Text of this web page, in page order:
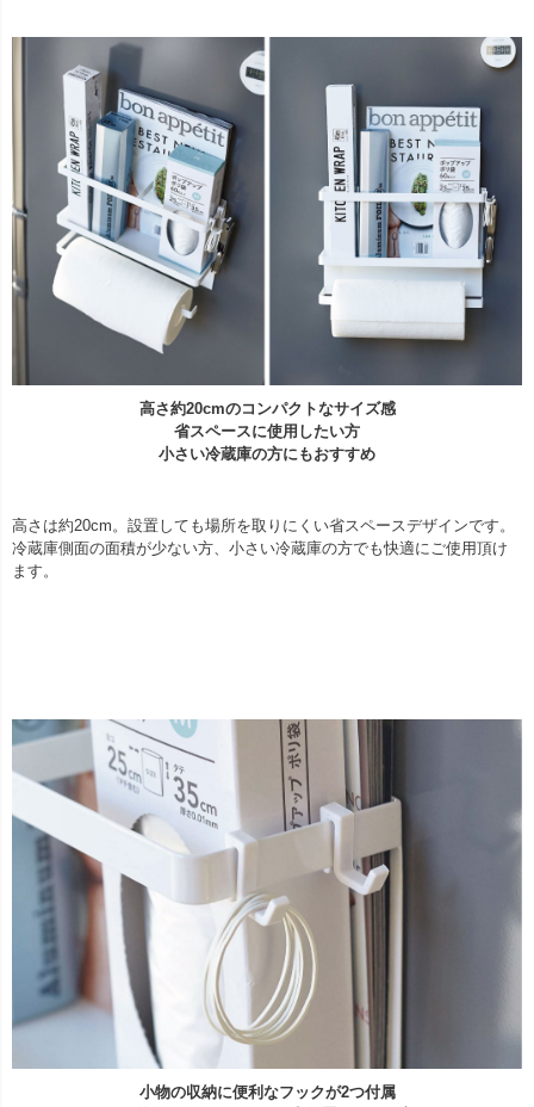
高さ約20cmのコンパクトなサイズ感
省スペースに使用したい方
小さい冷蔵庫の方にもおすすめ
高さは約20cm。設置しても場所を取りにくい省スペースデザインです。
冷蔵庫側面の面積が少ない方、小さい冷蔵庫の方でも快適にご使用頂け
ます。
小物の収納に便利なフックが2つ付属